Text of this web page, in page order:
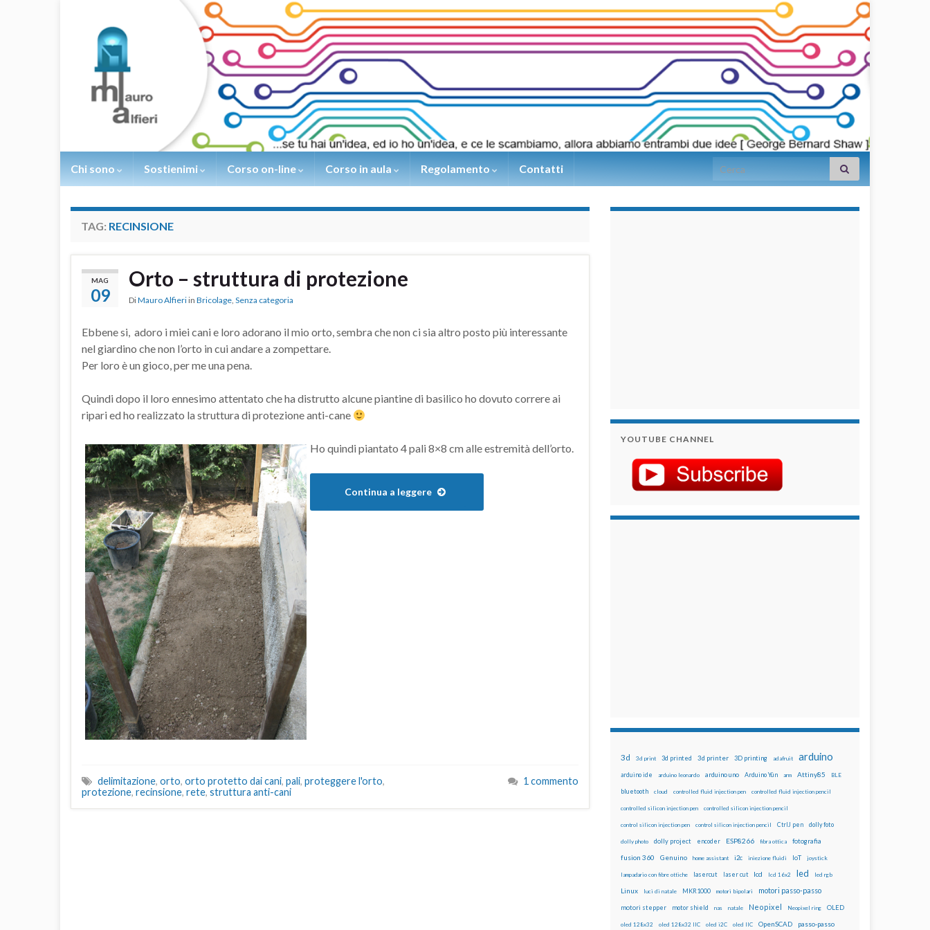
Chi sono Sostienimi Corso on-line Corso in aula Regolamento Contatti Search for:
TAG: RECINSIONE
MAG
09
Orto – struttura di protezione
DiMauro Alfieri in Bricolage, Senza categoria
Ebbene si, adoro i miei cani e loro adorano il mio orto, sembra che non ci sia altro posto più interessante
nel giardino che non l’orto in cui andare a zompettare.
Per loro è un gioco, per me una pena.
Quindi dopo il loro ennesimo attentato che ha distrutto alcune piantine di basilico ho dovuto correre ai
ripari ed ho realizzato la struttura di protezione anti-cane
Ho quindi piantato 4 pali 8×8 cm alle estremità dell’orto.
Continua a leggere
delimitazione, orto, orto protetto dai cani, pali, proteggere l'orto,
protezione, recinsione, rete, struttura anti-cani
1 commento
YOUTUBE CHANNEL
3d 3d print 3d printed 3d printer 3D printing adafruit arduino
arduino ide arduino leonardo arduino uno Arduino Yún arm Attiny85 BLE
bluetooth cloud controlled fluid injection pen controlled fluid injection pencil
controlled silicon injection pen controlled silicon injection pencil
control silicon injection pen control silicon injection pencil CtrlJ pen dolly foto
dolly photo dolly project encoder ESP8266 fibra ottica fotografia
fusion 360 Genuino home assistant i2c iniezione fluidi IoT joystick
lampadario con fibre ottiche lasercut laser cut lcd lcd 16x2 led led rgb
Linux luci di natale MKR1000 motori bipolari motori passo-passo
motori stepper motor shield nas natale Neopixel Neopixel ring OLED
oled 128x32 oled 128x32 IIC oled i2C oled IIC OpenSCAD passo-passo